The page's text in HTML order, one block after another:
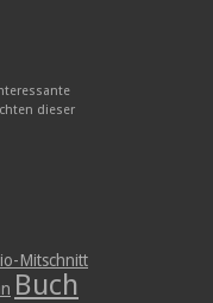
dieser
Mitschnitt
Buch